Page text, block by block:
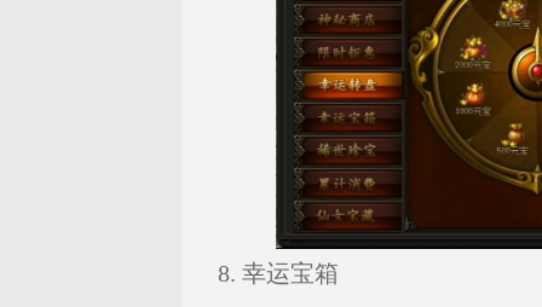
8. 幸运宝箱